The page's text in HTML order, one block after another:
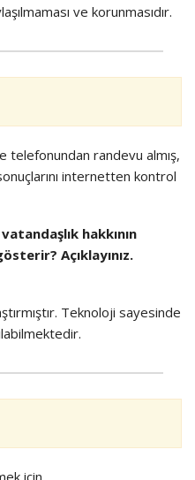
ve korunmasıdır.
randevu almış,
internetten kontrol
hakkının
Açıklayınız.
Teknoloji sayesinde
için